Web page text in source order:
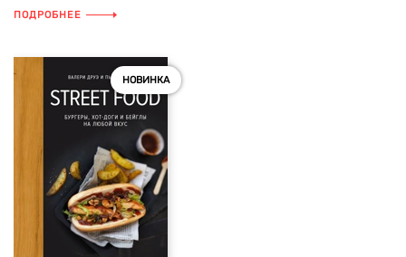
ПОДРОБНЕЕ
НОВИНКА